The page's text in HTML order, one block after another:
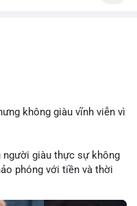
không giàu vĩnh viễn vì
người giàu thực sự không
phóng với tiền và thời
tăng trưởng danh mục.